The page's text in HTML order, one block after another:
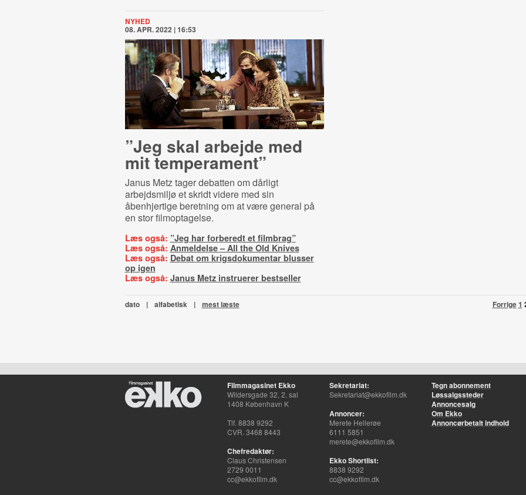
NYHED
08. APR. 2022 | 16:53
”Jeg skal arbejde med
mit temperament”
Janus Metz tager debatten om dårligt
arbejdsmiljø et skridt videre med sin
åbenhjertige beretning om at være general på
en stor filmoptagelse.
Læs også: ”Jeg har forberedt et filmbrag”
Læs også: Anmeldelse – All the Old Knives
Læs også: Debat om krigsdokumentar blusser
op igen
Læs også: Janus Metz instruerer bestseller
Forrige1
dato | alfabetisk | mest læste
Filmmagasinet Ekko
Wildersgade 32, 2. sal
1408 København K
Tlf. 8838 9292
CVR. 3468 8443
Chefredaktør:
Claus Christensen
2729 0011
cc@ekkofilm.dk
Sekretariat:
Sekretariat@ekkofilm.dk
Annoncer:
Merete Hellerøe
6111 5851
merete@ekkofilm.dk
Ekko Shortlist:
8838 9292
cc@ekkofilm.dk
Tegn abonnement
Løssalgssteder
Annoncesalg
Om Ekko
Annoncørbetalt indhold